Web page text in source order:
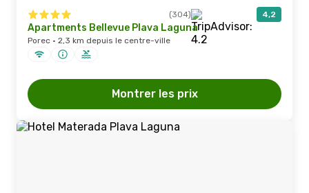
(304) 4,2
Apartments Bellevue Plava Laguna
Porec · 2,3 km depuis le centre-ville
Montrer les prix